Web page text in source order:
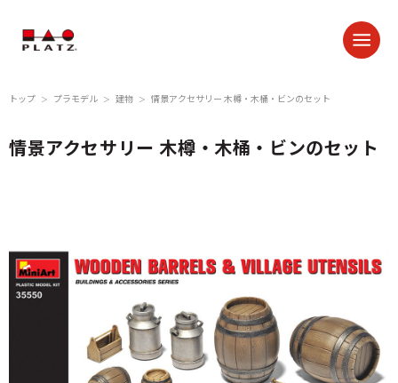
トップ ＞ プラモデル ＞ 建物 ＞ 情景アクセサリー 木樽・木桶・ビンのセット
情景アクセサリー 木樽・木桶・ビンのセット